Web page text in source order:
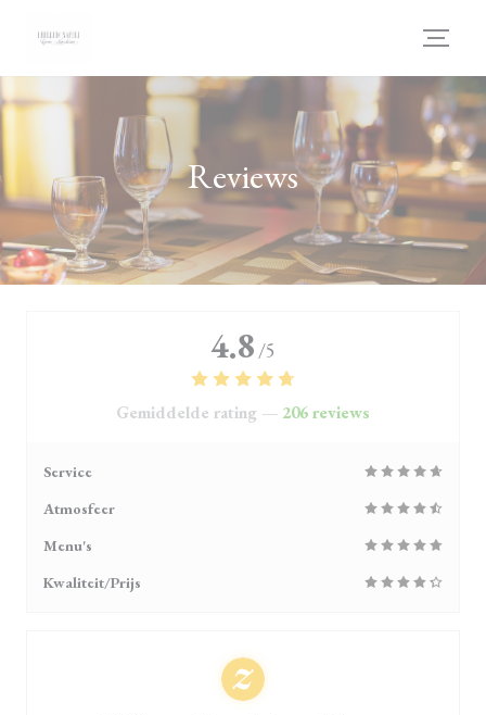
Reviews
4.8 /5
Gemiddelde rating — 206 reviews
Service
Atmosfeer
Menu's
Kwaliteit/Prijs